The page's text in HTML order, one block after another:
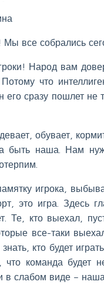
все собрались
Народ вам
что
его сразу пошлет не
обувает,
быть наша. Нам
игрока,
это игра. Здесь
Те, кто выехал,
все-таки
кто будет
что команда будет
в слабом виде –